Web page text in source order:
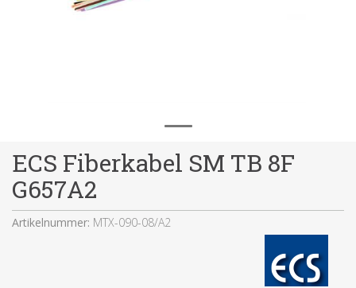
ECS Fiberkabel SM TB 8F
G657A2
Artikelnummer: MTX-090-08/A2